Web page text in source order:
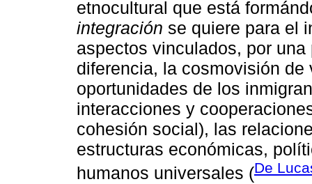
etnocultural que está
integración se quiere para el
aspectos vinculados, por
diferencia, la cosmovisión
oportunidades de los
interacciones y
cohesión social), las
estructuras económicas,
humanos universales (De